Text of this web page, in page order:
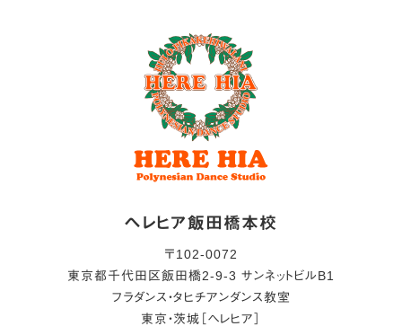
ヘレヒア飯田橋本校
〒102-0072
東京都千代田区飯田橋2-9-3 サンネットビルB1
フラダンス・タヒチアンダンス教室
東京・茨城［ヘレヒア］